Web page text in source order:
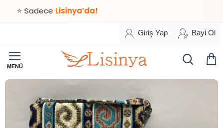
SadeceLisinya’da!
Giriş Yap Bayi Ol